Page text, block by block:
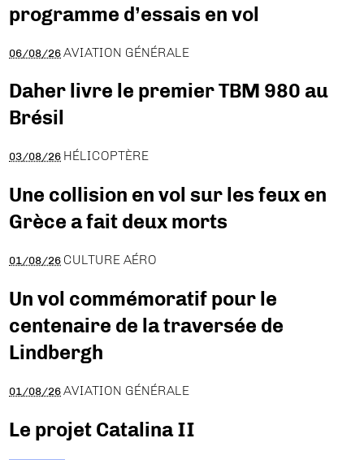
programme d’essais en vol
06/08/26 AVIATION GÉNÉRALE
Daher livre le premier TBM 980 au
Brésil
03/08/26 HÉLICOPTÈRE
Une collision en vol sur les feux en
Grèce a fait deux morts
01/08/26 CULTURE AÉRO
Un vol commémoratif pour le
centenaire de la traversée de
Lindbergh
01/08/26 AVIATION GÉNÉRALE
Le projet Catalina II